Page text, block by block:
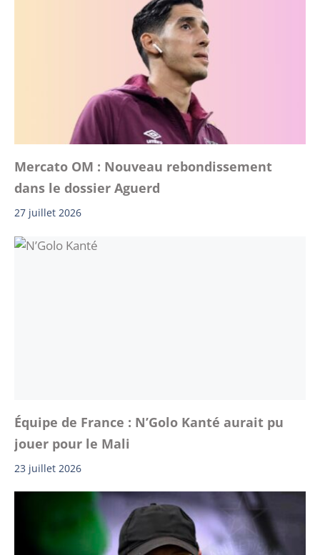
Mercato OM : Nouveau rebondissement
dans le dossier Aguerd
27 juillet 2026
Équipe de France : N’Golo Kanté aurait pu
jouer pour le Mali
23 juillet 2026